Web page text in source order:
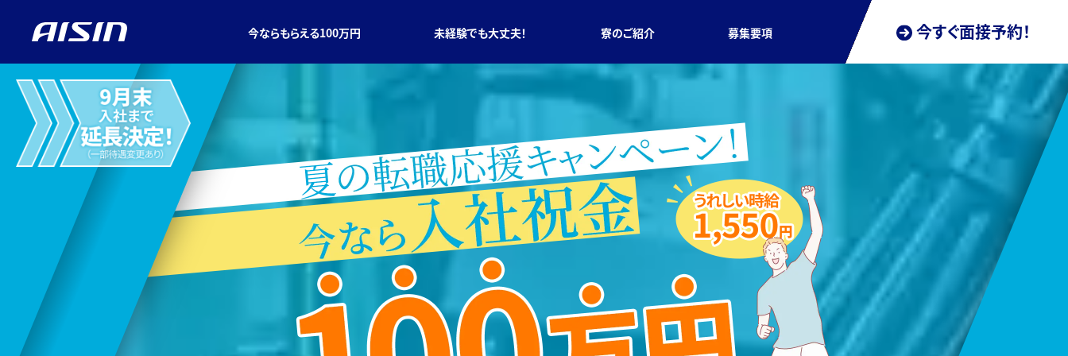
今ならもらえる100万円 未経験でも大丈夫！ 寮のご紹介 募集要項 今すぐ面接予約！